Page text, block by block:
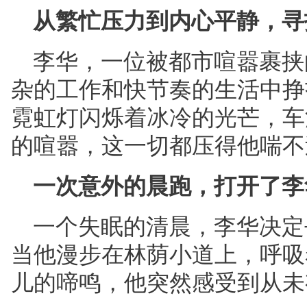
从繁忙压力到内心平静，
李华，一位被都市喧嚣裹
杂的工作和快节奏的生活中
霓虹灯闪烁着冰冷的光芒，
的喧嚣，这一切都压得他喘
一次意外的晨跑，打开了
一个失眠的清晨，李华决
当他漫步在林荫小道上，呼
儿的啼鸣，他突然感受到从